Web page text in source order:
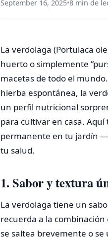
September 16, 2025•8 min de
La verdolaga (Portulaca
huerto o simplemente
macetas de todo el
hierba espontánea, la
un perfil nutricional
para cultivar en casa.
permanente en tu jardín
tu salud.
1. Sabor y textura
La verdolaga tiene un
recuerda a la
se saltea brevemente o